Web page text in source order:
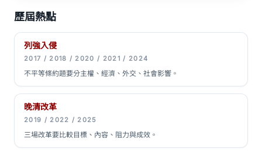
歷屆熱點
列強入侵
2017 / 2018 / 2020 / 2021 / 2024
不平等條約題要分主權、經濟、外交、社會影響。
晚清改革
2019 / 2022 / 2025
三場改革要比較目標、內容、阻力與成效。